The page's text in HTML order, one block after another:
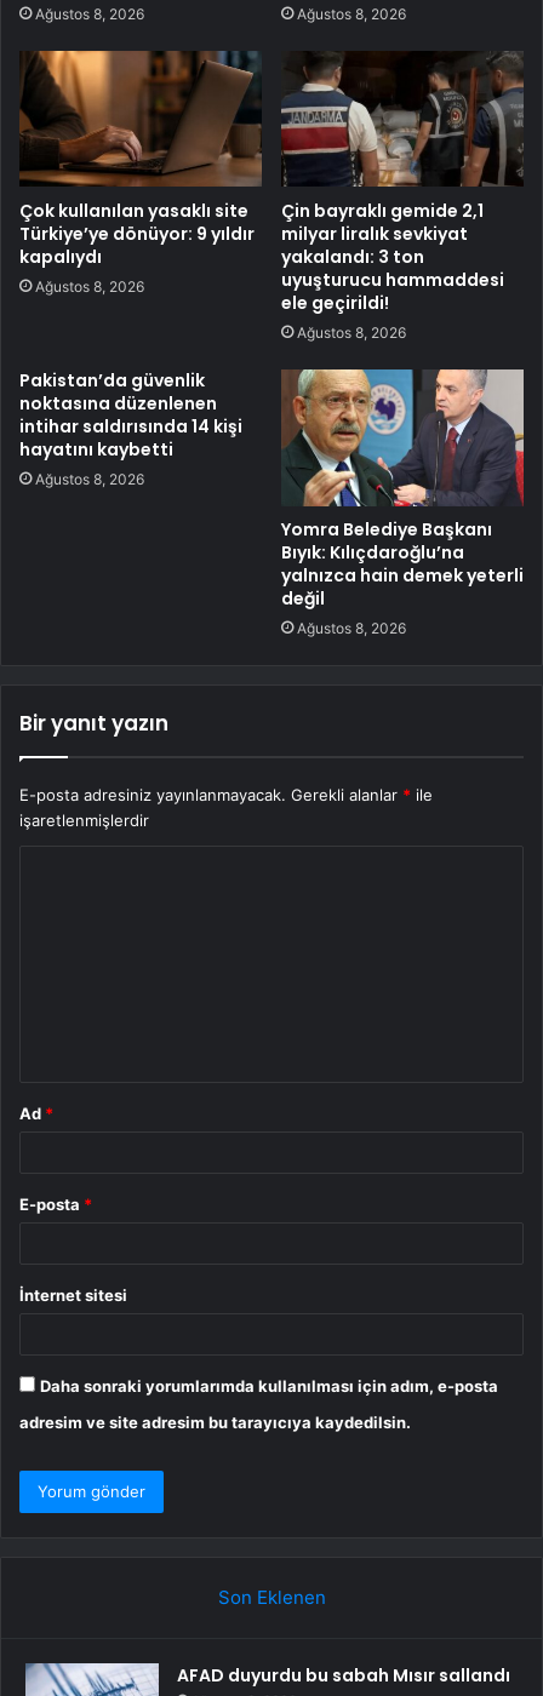
Ağustos 8, 2026 Ağustos 8, 2026
Çok kullanılan yasaklı site
Türkiye’ye dönüyor: 9 yıldır
kapalıydı
Ağustos 8, 2026
Çin bayraklı gemide 2,1
milyar liralık sevkiyat
yakalandı: 3 ton
uyuşturucu hammaddesi
ele geçirildi!
Ağustos 8, 2026
Pakistan’da güvenlik
noktasına düzenlenen
intihar saldırısında 14 kişi
hayatını kaybetti
Ağustos 8, 2026
Yomra Belediye Başkanı
Bıyık: Kılıçdaroğlu’na
yalnızca hain demek yeterli
değil
Ağustos 8, 2026
Bir yanıt yazın
E-posta adresiniz yayınlanmayacak. Gerekli alanlar * ile
işaretlenmişlerdir
Ad *
E-posta *
İnternet sitesi
Daha sonraki yorumlarımda kullanılması için adım, e-posta
adresim ve site adresim bu tarayıcıya kaydedilsin.
Son Eklenen
AFAD duyurdu bu sabah Mısır sallandı